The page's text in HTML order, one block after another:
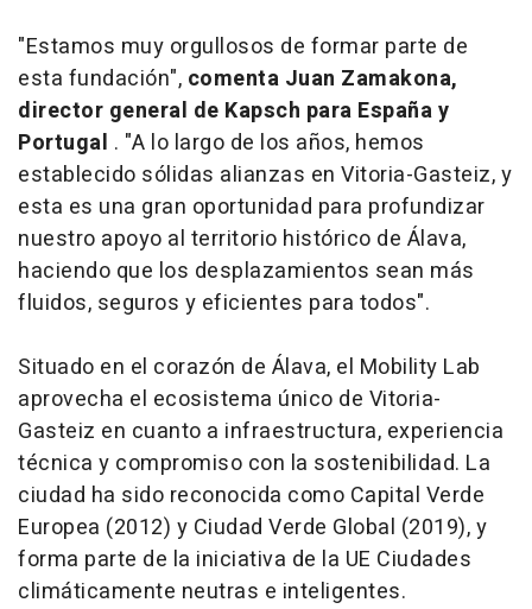
"Estamos muy orgullosos de formar parte de
esta fundación", comenta Juan Zamakona,
director general de Kapsch para España y
Portugal . "A lo largo de los años, hemos
establecido sólidas alianzas en Vitoria-Gasteiz, y
esta es una gran oportunidad para profundizar
nuestro apoyo al territorio histórico de Álava,
haciendo que los desplazamientos sean más
fluidos, seguros y eficientes para todos".
Situado en el corazón de Álava, el Mobility Lab
aprovecha el ecosistema único de Vitoria-
Gasteiz en cuanto a infraestructura, experiencia
técnica y compromiso con la sostenibilidad. La
ciudad ha sido reconocida como Capital Verde
Europea (2012) y Ciudad Verde Global (2019), y
forma parte de la iniciativa de la UE Ciudades
climáticamente neutras e inteligentes.